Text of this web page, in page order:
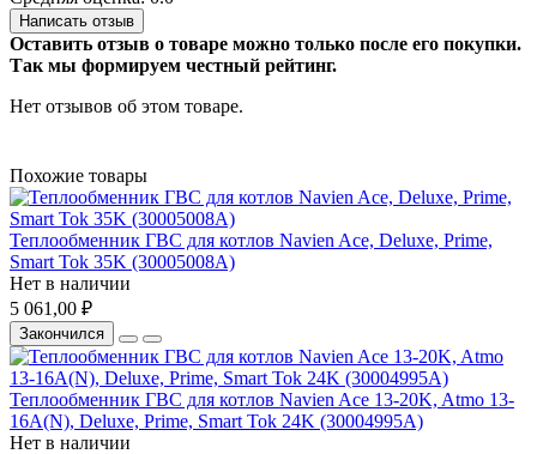
Написать отзыв
Оставить отзыв о товаре можно только после его покупки.
Так мы формируем честный рейтинг.
Нет отзывов об этом товаре.
Похожие товары
Теплообменник ГВС для котлов Navien Ace, Deluxe, Prime,
Smart Tok 35K (30005008A)
Нет в наличии
5 061,00 ₽
Закончился
Теплообменник ГВС для котлов Navien Ace 13-20K, Atmo 13-
16A(N), Deluxe, Prime, Smart Tok 24K (30004995A)
Нет в наличии